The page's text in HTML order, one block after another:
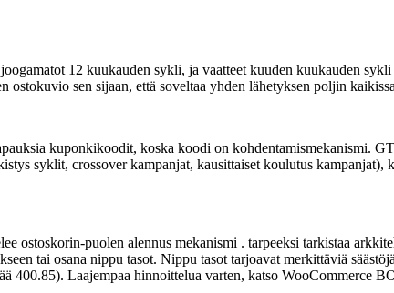
12 kuukauden sykli, ja vaatteet kuuden kuukauden
sen sijaan, että soveltaa yhden lähetyksen poljin
kuponkikoodit, koska koodi on kohdentamismekanismi.
syklit, crossover kampanjat, kausittaiset koulutus kampanjat),
puolen alennus mekanismi . tarpeeksi tarkistaa
tai osana nippu tasot. Nippu tasot tarjoavat merkittäviä
400.85). Laajempaa hinnoittelua varten, katso WooCommerce